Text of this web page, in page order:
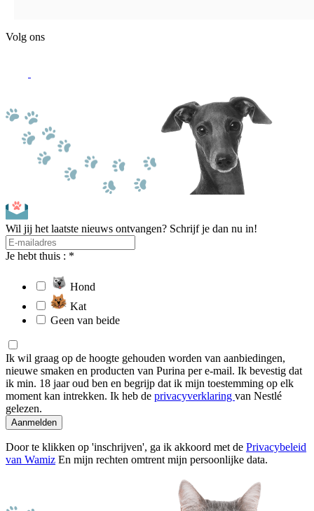
Volg ons
Wil jij het laatste nieuws ontvangen? Schrijf je dan nu in!
Je hebt thuis : *
Hond
Kat
Geen van beide
Ik wil graag op de hoogte gehouden worden van aanbiedingen,
nieuwe smaken en producten van Purina per e-mail. Ik bevestig dat
ik min. 18 jaar oud ben en begrijp dat ik mijn toestemming op elk
moment kan intrekken. Ik heb de privacyverklaring van Nestlé
gelezen.
Aanmelden
Door te klikken op 'inschrijven', ga ik akkoord met de Privacybeleid
van Wamiz En mijn rechten omtrent mijn persoonlijke data.